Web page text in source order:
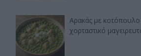
Αρακάς με κοτόπουλο
χορταστικό